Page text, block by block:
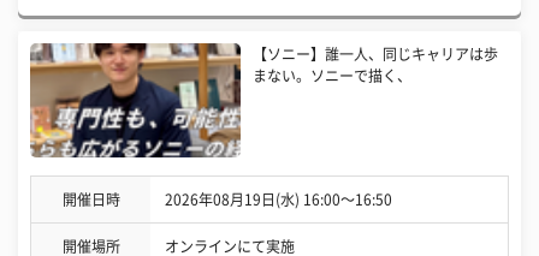
【ソニー】誰一人、同じキャリアは歩
まない。ソニーで描く、
開催日時 2026年08月19日(水) 16:00〜16:50
開催場所 オンラインにて実施